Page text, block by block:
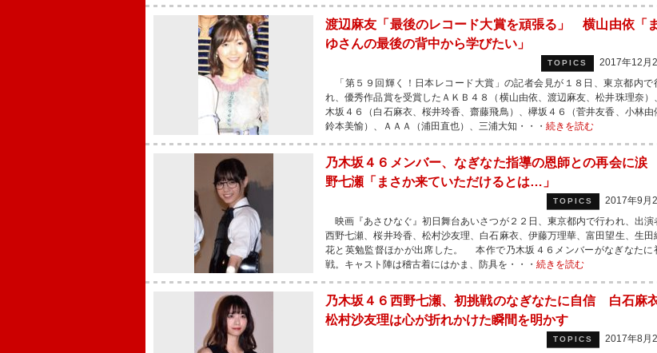
渡辺麻友「最後のレコード大賞を頑張る」 横山由依「
ゆさんの最後の背中から学びたい」
TOPICS
2017年12月
「第５９回輝く！日本レコード大賞」の記者会見が１８日、東京都内で
れ、優秀作品賞を受賞したＡＫＢ４８（横山由依、渡辺麻友、松井珠理奈）
木坂４６（白石麻衣、桜井玲香、齋藤飛鳥）、欅坂４６（菅井友香、小林由
鈴本美愉）、ＡＡＡ（浦田直也）、三浦大知・・・ 続きを読む
乃木坂４６メンバー、なぎなた指導の恩師との再会に
野七瀬「まさか来ていただけるとは…」
TOPICS
2017年9月
映画『あさひなぐ』初日舞台あいさつが２２日、東京都内で行われ、出演
西野七瀬、桜井玲香、松村沙友理、白石麻衣、伊藤万理華、富田望生、生田
花と英勉監督ほかが出席した。 本作で乃木坂４６メンバーがなぎなたに
戦。キャスト陣は稽古着にはかま、防具を・・・ 続きを読む
乃木坂４６西野七瀬、初挑戦のなぎなたに自信 白石麻衣
松村沙友理は心が折れかけた瞬間を明かす
TOPICS
2017年8月